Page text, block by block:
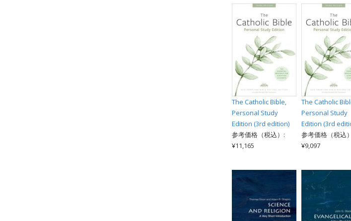
The Catholic Bible,
Personal Study
Edition (3rd edition)
参考価格（税込）:
¥11,165
The Catholic
Personal Study
Edition (3rd
参考価格（税込
¥9,097